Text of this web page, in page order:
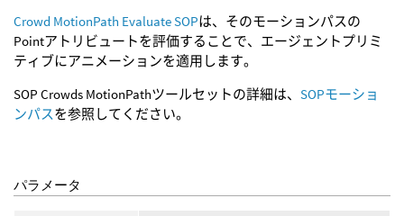
Crowd MotionPath Evaluate SOPは、そのモーションパスの
Pointアトリビュートを評価することで、エージェントプリミ
ティブにアニメーションを適用します。
SOP Crowds MotionPathツールセットの詳細は、 SOPモーショ
ンパスを参照してください。
パラメータ